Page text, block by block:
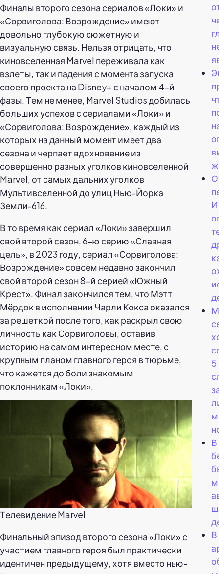
Финалы второго сезона сериалов «Локи» и
«Сорвиголова: Возрождение» имеют
довольно глубокую сюжетную и
визуальную связь. Нельзя отрицать, что
киновселенная Marvel переживала как
взлеты, так и падения с момента запуска
своего проекта на Disney+ с началом 4-й
фазы. Тем не менее, Marvel Studios добилась
больших успехов с сериалами «Локи» и
«Сорвиголова: Возрождение», каждый из
которых на данный момент имеет два
сезона и черпает вдохновение из
совершенно разных уголков киновселенной
Marvel, от самых дальних уголков
Мультивселенной до улиц Нью-Йорка
Земли-616.
В то время как сериал «Локи» завершил
свой второй сезон, 6-ю серию «Славная
цель», в 2023 году, сериал «Сорвиголова:
Возрождение» совсем недавно закончил
свой второй сезон 8-й серией «Южный
Крест». Финал закончился тем, что Мэтт
Мёрдок в исполнении Чарли Кокса оказался
за решеткой после того, как раскрыл свою
личность как Сорвиголовы, оставив
историю на самом интересном месте, с
крупным планом главного героя в тюрьме,
что кажется до боли знакомым
поклонникам «Локи».
Телевидение Marvel
Финальный эпизод второго сезона «Локи» с
участием главного героя был практически
идентичен предыдущему, хотя вместо нью-
5
В
В